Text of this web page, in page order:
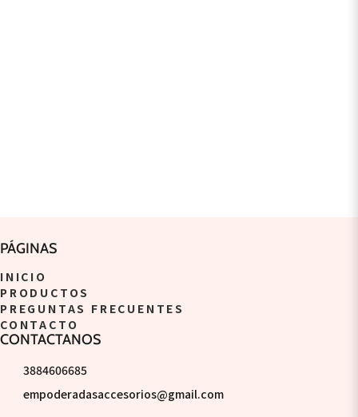
PÁGINAS
INICIO
PRODUCTOS
PREGUNTAS FRECUENTES
CONTACTO
CONTACTANOS
3884606685
empoderadasaccesorios@gmail.com